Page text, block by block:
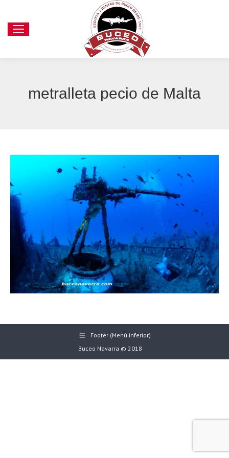
metralleta pecio de Malta
Footer (Menú inferior)
Buceo Navarra © 2018